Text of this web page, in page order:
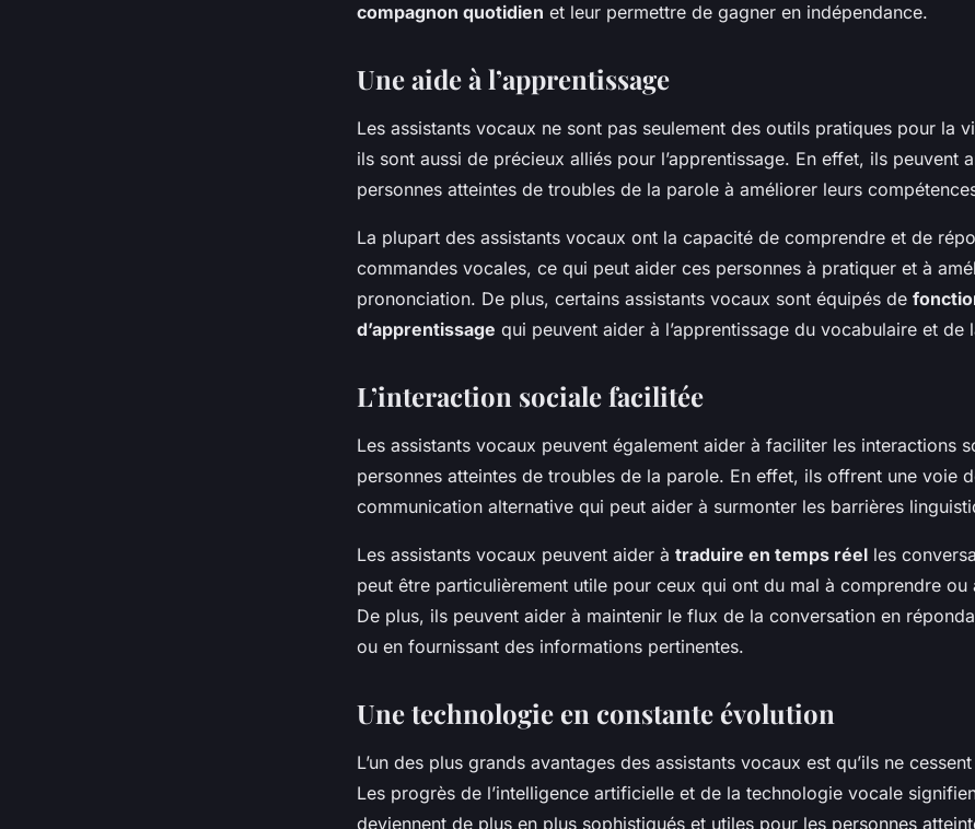
compagnon quotidien et leur permettre de gagner en indépendance.
Une aide à l’apprentissage
Les assistants vocaux ne sont pas seulement des outils pratiques pour la
ils sont aussi de précieux alliés pour l’apprentissage. En effet, ils peuvent
personnes atteintes de troubles de la parole à améliorer leurs
La plupart des assistants vocaux ont la capacité de comprendre et de
commandes vocales, ce qui peut aider ces personnes à pratiquer et à
prononciation. De plus, certains assistants vocaux sont équipés de
d’apprentissage qui peuvent aider à l’apprentissage du vocabulaire et de
L’interaction sociale facilitée
Les assistants vocaux peuvent également aider à faciliter les interactions
personnes atteintes de troubles de la parole. En effet, ils offrent une voie
communication alternative qui peut aider à surmonter les barrières
Les assistants vocaux peuvent aider à traduire en temps réel les
peut être particulièrement utile pour ceux qui ont du mal à comprendre ou
De plus, ils peuvent aider à maintenir le flux de la conversation en
ou en fournissant des informations pertinentes.
Une technologie en constante évolution
L’un des plus grands avantages des assistants vocaux est qu’ils ne cessent
Les progrès de l’intelligence artificielle et de la technologie vocale
deviennent de plus en plus sophistiqués et utiles pour les personnes